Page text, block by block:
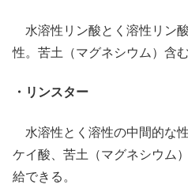
水溶性リン酸とく溶性リン
性。苦土（マグネシウム）含む
・リンスター
水溶性とく溶性の中間的な
ケイ酸、苦土（マグネシウム
給できる。